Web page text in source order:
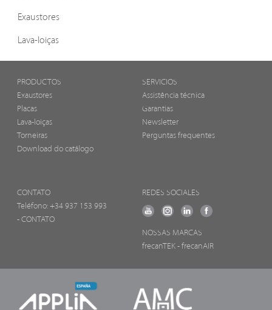
Exaustores
Lava-loiças
PRODUCTOS
Exaustores
Placas
Lava-loiças
Torneiras
Download do catálogo
SERVICIOS
Assistência técnica
Garantias
Newsletter
Perguntas frequentes
CONTATO
Teléfono: +34 937 153 993
- CONTATO
REDES SOCIALES
NOSSAS MARCAS
frecanTEK - frecanAIR